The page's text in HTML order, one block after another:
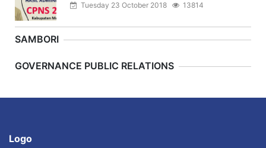
Tuesday 23 October 2018 13814
SAMBORI
Previous
GOVERNANCE PUBLIC RELATIONS
Logo